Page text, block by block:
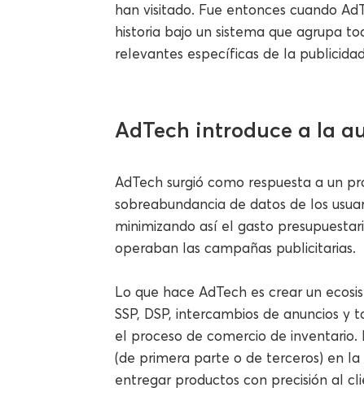
han visitado. Fue entonces cuando
historia bajo un sistema que agrupa
relevantes específicas de la
AdTech introduce a la
AdTech surgió como respuesta a un
sobreabundancia de datos de los
minimizando así el gasto
operaban las campañas publicitarias.
Lo que hace AdTech es crear un
SSP, DSP, intercambios de anuncios
el proceso de comercio de
(de primera parte o de terceros) en
entregar productos con precisión al